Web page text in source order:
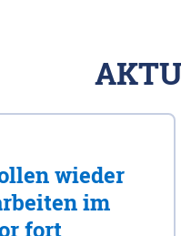
wieder
im
fort